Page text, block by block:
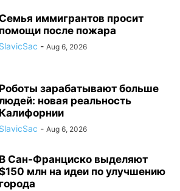
иммигрантов просит
помощи после пожара
SlavicSac - Aug 6, 2026
Роботы зарабатывают больше
новая реальность
Калифорнии
SlavicSac - Aug 6, 2026
В Сан-Франциско выделяют
млн на идеи по улучшению
города